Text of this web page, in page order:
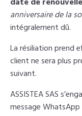
date de
anniversaire de la
intégralement dû.
La résiliation prend
client ne sera plus
suivant.
ASSISTEA SAS
message